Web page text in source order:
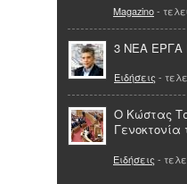
Magazino-
3 ΝΕΑ ΕΡΓΑ
Ειδήσεις -
Ο Κώστας
Γενοκτονία
Ειδήσεις -